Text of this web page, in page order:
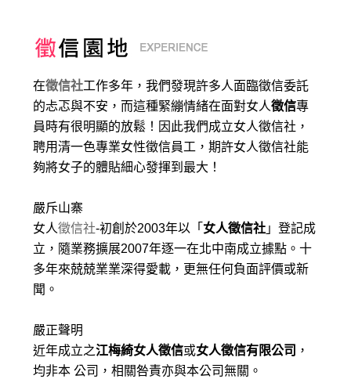
在徵信社工作多年，我們發現許多人面臨徵信委託
的忐忑與不安，而這種緊繃情緒在面對女人徵信專
員時有很明顯的放鬆！因此我們成立女人徵信社，
聘用清一色專業女性徵信員工，期許女人徵信社能
夠將女子的體貼細心發揮到最大 ！
嚴斥山寨
女人徵信社-初創於2003年以「 女人徵信社 」登記成
立，隨業務擴展2007年逐一在北中南成立據點。十
多年來兢兢業業深得愛載，更無任何負面評價或新
聞。
嚴正聲明
近年成立之江梅綺女人徵信或女人徵信有限公司 ，
均非本 公司，相關咎責亦與本公司無關。